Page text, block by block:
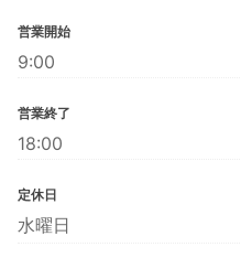
営業開始
9:00
営業終了
18:00
定休日
水曜日